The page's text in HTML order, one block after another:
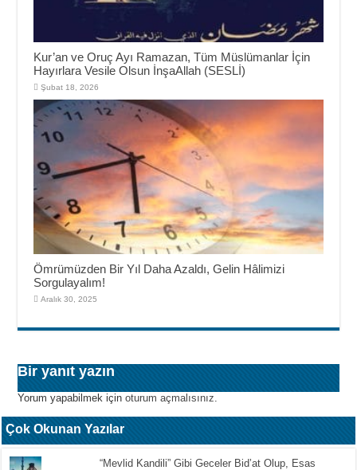
Kur’an ve Oruç Ayı Ramazan, Tüm Müslümanlar İçin
Hayırlara Vesile Olsun İnşaAllah (SESLİ)
Şubat 18, 2026
Ömrümüzden Bir Yıl Daha Azaldı, Gelin Hâlimizi
Sorgulayalım!
Aralık 30, 2025
Bir yanıt yazın
Yorum yapabilmek içinoturum açmalısınız
Çok Okunan Yazılar
“Mevlid Kandili” Gibi Geceler Bid’at Olup, Esas